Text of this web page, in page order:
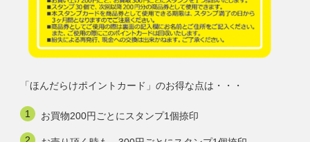
「ほんだらけポイントカード」のお得な点は・・・
お買物200円ごとにスタンプ1個捺印